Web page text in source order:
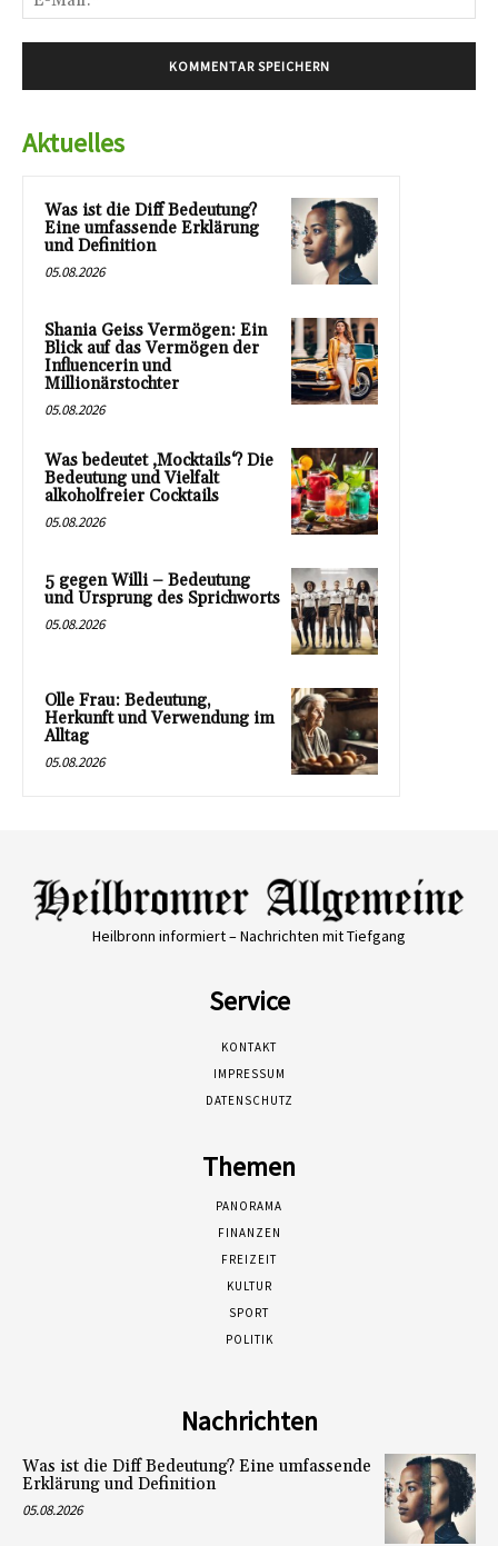
Aktuelles
Was ist die Diff Bedeutung?
Eine umfassende Erklärung
und Definition
05.08.2026
Shania Geiss Vermögen: Ein
Blick auf das Vermögen der
Influencerin und
Millionärstochter
05.08.2026
Was bedeutet ‚Mocktails‘? Die
Bedeutung und Vielfalt
alkoholfreier Cocktails
05.08.2026
5 gegen Willi – Bedeutung
und Ursprung des Sprichworts
05.08.2026
Olle Frau: Bedeutung,
Herkunft und Verwendung im
Alltag
05.08.2026
Heilbronn informiert – Nachrichten mit Tiefgang
Service
KONTAKT
IMPRESSUM
DATENSCHUTZ
Themen
PANORAMA
FINANZEN
FREIZEIT
KULTUR
SPORT
POLITIK
Nachrichten
Was ist die Diff Bedeutung? Eine umfassende
Erklärung und Definition
05.08.2026